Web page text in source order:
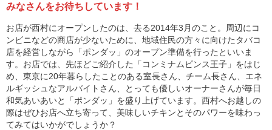
みなさんをお待ちしています！
お店が西村にオープンしたのは、去る2014年3月のこと。周辺にコ
ンビニなどの商店が少ないために、地域住民の方々に向けたタバコ
店を経営しながら「ポンダッ」のオープン準備を行ったといいま
す。お店では、先ほどご紹介した「コンミナムピンス王子」をはじ
め、東京に20年暮らしたことのある室長さん、チーム長さん、エネ
ルギッシュなアルバイトさん、とっても優しいオーナーさんが毎日
和気あいあいと「ポンダッ」を盛り上げています。西村へお越しの
際はぜひお店へ立ち寄って、美味しいチキンとそのパワーを味わっ
てみてはいかがでしょうか？